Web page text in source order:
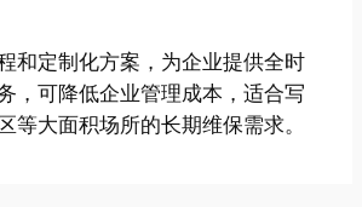
和定制化方案，为企业提供全时
，可降低企业管理成本，适合写
等大面积场所的长期维保需求。